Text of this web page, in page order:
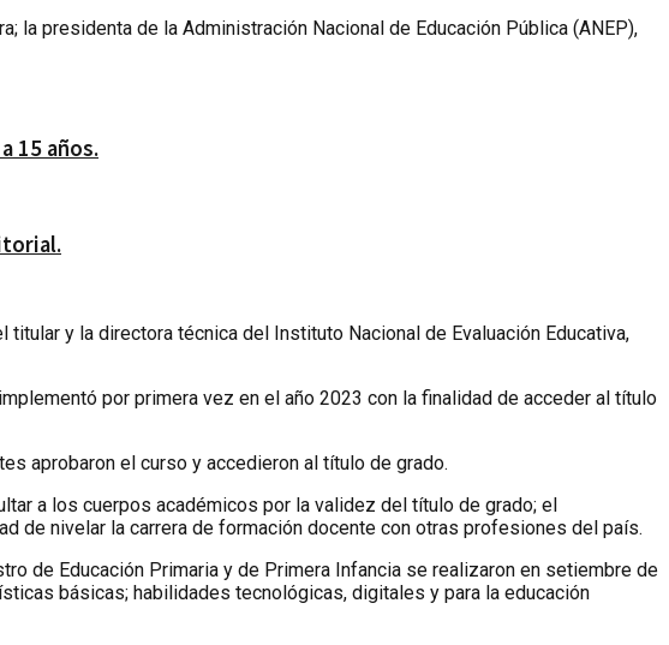
la presidenta de la Administración Nacional de Educación Pública (ANEP),
15 años.
y la directora técnica del Instituto Nacional de Evaluación Educativa,
por primera vez en el año 2023 con la finalidad de acceder al título
aprobaron el curso y accedieron al título de grado.
a los cuerpos académicos por la validez del título de grado; el
de nivelar la carrera de formación docente con otras profesiones del país.
de Educación Primaria y de Primera Infancia se realizaron en setiembre de
básicas; habilidades tecnológicas, digitales y para la educación